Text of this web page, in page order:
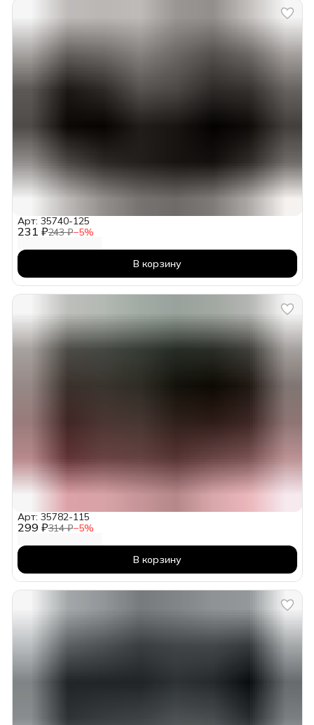
231 ₽243 ₽−5%
Арт: 35740-125
В корзину
299 ₽314 ₽−5%
Арт: 35782-115
В корзину